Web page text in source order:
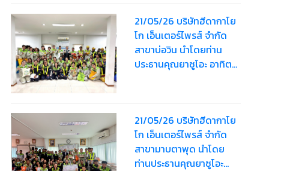
พนักงาน รวมมูลค่า
160,000 บาท
21/05/26 บริษัทฮีดากาโย
โก เอ็นเตอร์ไพรส์ จำกัด
สาขาบ่อวิน นำโดยท่าน
ประธานคุณยาซูโอะ อาทิตย์
รวมมูลค่า 173,000 บาท
21/05/26 บริษัทฮีดากาโย
โก เอ็นเตอร์ไพรส์ จำกัด
สาขามาบตาพุด นำโดย
ท่านประธานคุณยาซูโอะ